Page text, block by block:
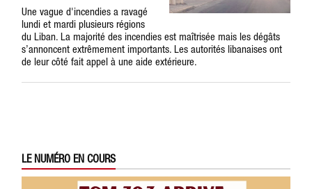
Une vague d'incendies a ravagé
lundi et mardi plusieurs régions
du Liban. La majorité des incendies est maîtrisée mais les dégâts
s’annoncent extrêmement importants. Les autorités libanaises ont
de leur côté fait appel à une aide extérieure.
LE NUMÉRO EN COURS